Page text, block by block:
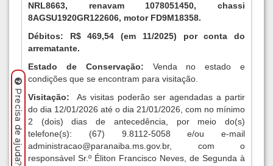
NRL8663, renavam 1078051450, chassi
8AGSU1920GR122606, motor FD9M18358.
Débitos: R$ 469,54 (em 11/2025) por conta do
arrematante.
Estado de Conservação: Venda no estado e
condições que se encontram para visitação.
Visitação: As visitas poderão ser agendadas a partir
do dia 12/01/2026 até o dia 21/01/2026, com no mínimo
2 (dois) dias de antecedência, por meio do(s)
telefone(s): (67) 9.8112-5058 e/ou e-mail
administracao@paranaiba.ms.gov.br, com o
responsável Sr.º Éliton Francisco Neves, de Segunda à